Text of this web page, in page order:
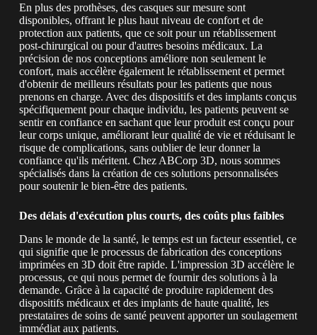
En plus des prothèses, des casques sur mesure sont
disponibles, offrant le plus haut niveau de confort et de
protection aux patients, que ce soit pour un rétablissement
post-chirurgical ou pour d'autres besoins médicaux. La
précision de nos conceptions améliore non seulement le
confort, mais accélère également le rétablissement et permet
d'obtenir de meilleurs résultats pour les patients que nous
prenons en charge. Avec des dispositifs et des implants conçus
spécifiquement pour chaque individu, les patients peuvent se
sentir en confiance en sachant que leur produit est conçu pour
leur corps unique, améliorant leur qualité de vie et réduisant le
risque de complications, sans oublier de leur donner la
confiance qu'ils méritent. Chez ABCorp 3D, nous sommes
spécialisés dans la création de ces solutions personnalisées
pour soutenir le bien-être des patients.
Des délais d'exécution plus courts, des coûts plus faibles
Dans le monde de la santé, le temps est un facteur essentiel, ce
qui signifie que le processus de fabrication des conceptions
imprimées en 3D doit être rapide. L'impression 3D accélère le
processus, ce qui nous permet de fournir des solutions à la
demande. Grâce à la capacité de produire rapidement des
dispositifs médicaux et des implants de haute qualité, les
prestataires de soins de santé peuvent apporter un soulagement
immédiat aux patients.